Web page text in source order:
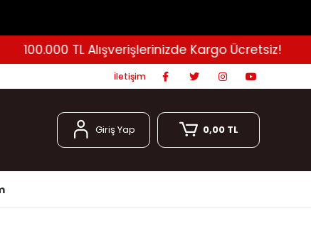
100.000 TL Alışverişlerinizde Kargo Ücretsiz!
İletişim
Giriş Yap 0,00 TL